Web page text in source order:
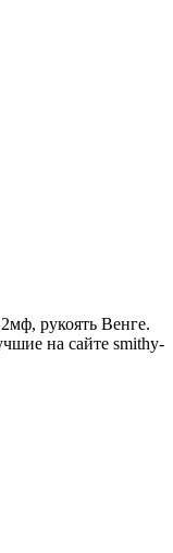
рукоять Венге.
на сайте smithy-